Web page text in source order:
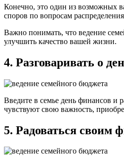
Конечно, это один из возможных
споров по вопросам распределения
Важно понимать, что ведение
улучшить качество вашей жизни.
4. Разговаривать о
Введите в семье день финансов и
чувствуют свою важность,
5. Радоваться своим